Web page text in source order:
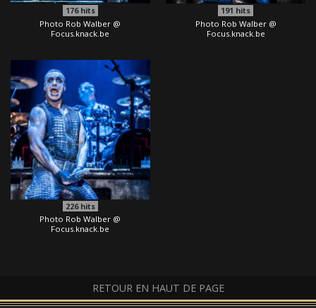
176hits
Photo Rob Walber @
Focus.knack.be
191 hits
Photo Rob Walber @
Focus.knack.be
226hits
Photo Rob Walber @
Focus.knack.be
RETOUR EN HAUT DE PAGE